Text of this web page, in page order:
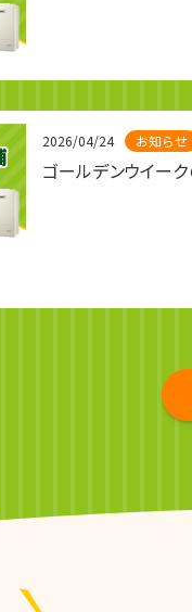
2026/04/24 お知らせ
ゴールデンウイー